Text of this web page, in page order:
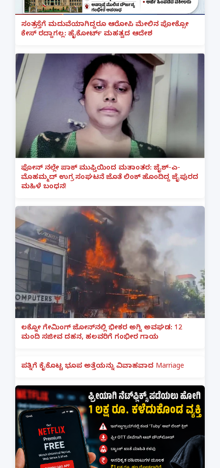
ಸಂತ್ರಸ್ತೆಗೆ ಮದುವೆಯಾಗಿದ್ದರೂ ಆರೋಪಿ ಮೇಲಿನ ಪೋಕ್ಸೋ
ಕೇಸ್ ರದ್ದಾಗಲ್ಲ: ಹೈಕೋರ್ಟ್ ಮಹತ್ವದ ಆದೇಶ
ಫೋನ್ ನಲ್ಲೇ ಪಾಕ್ ಮುಫ್ತಿಯಿಂದ ಮತಾಂತರ: ಜೈಶ್-ಎ-
ಮೊಹಮ್ಮದ್ ಉಗ್ರ ಸಂಘಟನೆ ಜೊತೆ ಲಿಂಕ್ ಹೊಂದಿದ್ದ ಜೈಪುರದ
ಮಹಿಳೆ ಬಂಧನ!
ಲಕ್ನೋ ಗೇಮಿಂಗ್ ಜೋನ್‌ನಲ್ಲಿ ಭೀಕರ ಅಗ್ನಿ ಅವಘಡ: 12
ಮಂದಿ ಸಜೀವ ದಹನ, ಹಲವರಿಗೆ ಗಂಭೀರ ಗಾಯ
ಪತ್ನಿಗೆ ಕೈಕೊಟ್ಟ ಭೂಪ ಅತ್ತೆಯನ್ನು ವಿವಾಹವಾದ Marriage